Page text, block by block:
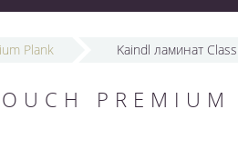
Plank Kaindl ламинат